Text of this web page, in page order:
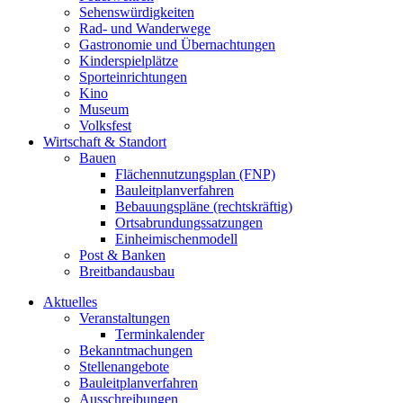
Sehenswürdigkeiten
Rad- und Wanderwege
Gastronomie und Übernachtungen
Kinderspielplätze
Sporteinrichtungen
Kino
Museum
Volksfest
Wirtschaft & Standort
Bauen
Flächennutzungsplan (FNP)
Bauleitplanverfahren
Bebauungspläne (rechtskräftig)
Ortsabrundungssatzungen
Einheimischenmodell
Post & Banken
Breitbandausbau
Aktuelles
Veranstaltungen
Terminkalender
Bekanntmachungen
Stellenangebote
Bauleitplanverfahren
Ausschreibungen